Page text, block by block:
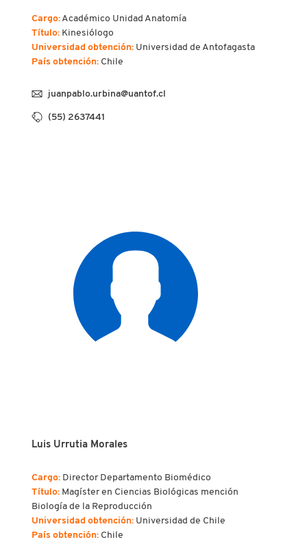
Cargo: Académico Unidad Anatomía
Título: Kinesiólogo
Universidad obtención: Universidad de Antofagasta
País obtención: Chile
juanpablo.urbina@uantof.cl
(55) 2637441
Luis Urrutia Morales
Cargo: Director Departamento Biomédico
Título: Magíster en Ciencias Biológicas mención
Biología de la Reproducción
Universidad obtención: Universidad de Chile
País obtención: Chile